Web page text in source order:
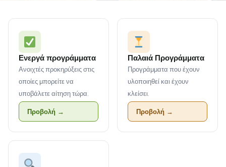
Ενεργά προγράμματα
Ανοιχτές προκηρύξεις στις
οποίες μπορείτε να
υποβάλετε αίτηση τώρα.
Προβολή →
Παλαιά Προγράμματα
Προγράμματα που έχουν
υλοποιηθεί και έχουν
κλείσει.
Προβολή →